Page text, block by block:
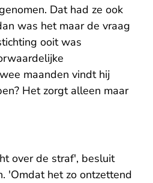
Dat had ze ook
was het maar de vraag
ooit was
maanden vindt hij
Het zorgt alleen maar
over de straf', besluit
'Omdat het zo ontzettend